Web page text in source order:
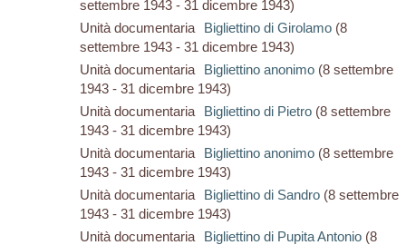
settembre 1943 - 31 dicembre 1943)
Unità documentaria
Bigliettino di Girolamo(8
settembre 1943 - 31 dicembre 1943)
Unità documentaria
Bigliettino anonimo (8 settembre
1943 - 31 dicembre 1943)
Unità documentaria
Bigliettino di Pietro(8 settembre
1943 - 31 dicembre 1943)
Unità documentaria
Bigliettino anonimo (8 settembre
1943 - 31 dicembre 1943)
Unità documentaria
Bigliettino di Sandro(8 settembre
1943 - 31 dicembre 1943)
Unità documentaria
Bigliettino di Pupita Antonio(8